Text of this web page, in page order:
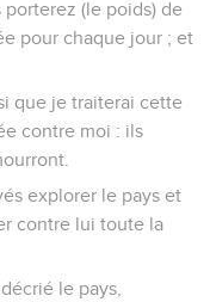
porterez (le poids) de
pour chaque jour ; et
que je traiterai cette
contre moi : ils
explorer le pays et
contre lui toute la
le pays,